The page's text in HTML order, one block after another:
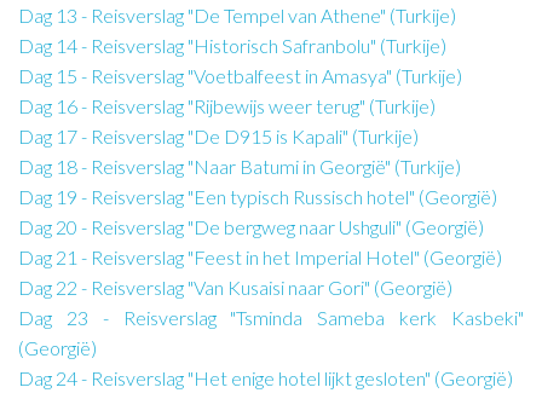
Dag 13 - Reisverslag "De Tempel van Athene" (Turkije)
Dag 14 - Reisverslag "Historisch Safranbolu" (Turkije)
Dag 15 - Reisverslag "Voetbalfeest in Amasya" (Turkije)
Dag 16 - Reisverslag "Rijbewijs weer terug" (Turkije)
Dag 17 - Reisverslag "De D915 is Kapali" (Turkije)
Dag 18 - Reisverslag "Naar Batumi in Georgië" (Turkije)
Dag 19 - Reisverslag "Een typisch Russisch hotel" (Georgië)
Dag 20 - Reisverslag "De bergweg naar Ushguli" (Georgië)
Dag 21 - Reisverslag "Feest in het Imperial Hotel" (Georgië)
Dag 22 - Reisverslag "Van Kusaisi naar Gori" (Georgië)
Dag 23 - Reisverslag "Tsminda Sameba kerk Kasbeki"
(Georgië)
Dag 24 - Reisverslag "Het enige hotel lijkt gesloten" (Georgië)